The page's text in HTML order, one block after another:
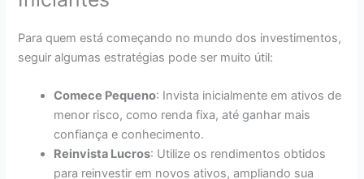
Para quem está começando no mundo dos investimentos,
seguir algumas estratégias pode ser muito útil:
Comece Pequeno: Invista inicialmente em ativos de
menor risco, como renda fixa, até ganhar mais
confiança e conhecimento.
Reinvista Lucros: Utilize os rendimentos obtidos
para reinvestir em novos ativos, ampliando sua